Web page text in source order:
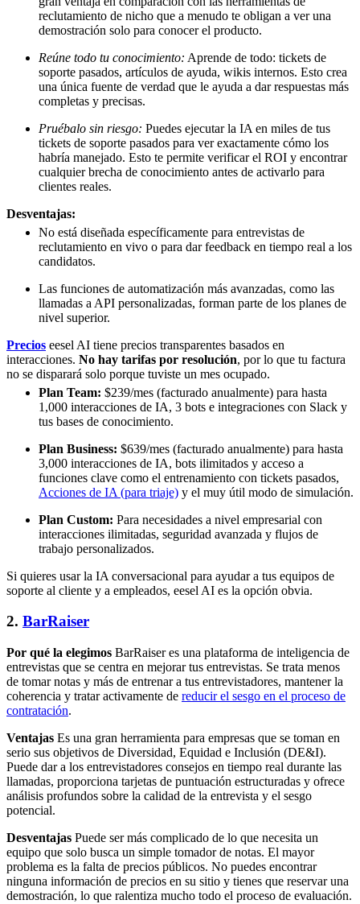
reclutamiento de nicho que a menudo te obligan a ver una
demostración solo para conocer el producto.
Reúne todo tu conocimiento: Aprende de todo: tickets de
soporte pasados, artículos de ayuda, wikis internos. Esto crea
una única fuente de verdad que le ayuda a dar respuestas más
completas y precisas.
Pruébalo sin riesgo: Puedes ejecutar la IA en miles de tus
tickets de soporte pasados para ver exactamente cómo los
habría manejado. Esto te permite verificar el ROI y encontrar
cualquier brecha de conocimiento antes de activarlo para
clientes reales.
Desventajas:
No está diseñada específicamente para entrevistas de
reclutamiento en vivo o para dar feedback en tiempo real a los
candidatos.
Las funciones de automatización más avanzadas, como las
llamadas a API personalizadas, forman parte de los planes de
nivel superior.
Precios eesel AI tiene precios transparentes basados en
interacciones. No hay tarifas por resolución, por lo que tu factura
no se disparará solo porque tuviste un mes ocupado.
Plan Team: $239/mes (facturado anualmente) para hasta
1,000 interacciones de IA, 3 bots e integraciones con Slack y
tus bases de conocimiento.
Plan Business: $639/mes (facturado anualmente) para hasta
3,000 interacciones de IA, bots ilimitados y acceso a
funciones clave como el entrenamiento con tickets pasados,
Acciones de IA (para triaje) y el muy útil modo de simulación.
Plan Custom: Para necesidades a nivel empresarial con
interacciones ilimitadas, seguridad avanzada y flujos de
trabajo personalizados.
Si quieres usar la IA conversacional para ayudar a tus equipos de
soporte al cliente y a empleados, eesel AI es la opción obvia.
2. BarRaiser
Por qué la elegimos BarRaiser es una plataforma de inteligencia de
entrevistas que se centra en mejorar tus entrevistas. Se trata menos
de tomar notas y más de entrenar a tus entrevistadores, mantener la
coherencia y tratar activamente de reducir el sesgo en el proceso de
contratación.
Ventajas Es una gran herramienta para empresas que se toman en
serio sus objetivos de Diversidad, Equidad e Inclusión (DE&I).
Puede dar a los entrevistadores consejos en tiempo real durante las
llamadas, proporciona tarjetas de puntuación estructuradas y ofrece
análisis profundos sobre la calidad de la entrevista y el sesgo
potencial.
Desventajas Puede ser más complicado de lo que necesita un
equipo que solo busca un simple tomador de notas. El mayor
problema es la falta de precios públicos. No puedes encontrar
ninguna información de precios en su sitio y tienes que reservar una
demostración, lo que ralentiza mucho todo el proceso de evaluación.